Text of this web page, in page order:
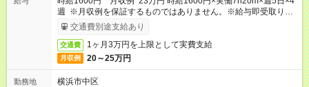
週 ※月収例を保証するものではありません。※給与即受取りサ
ービス利用可（利用条件有）
交通費別途支給あり
交通費 1ヶ月3万円を上限として実費支給
月収例 20～25万円
勤務地
横浜市中区